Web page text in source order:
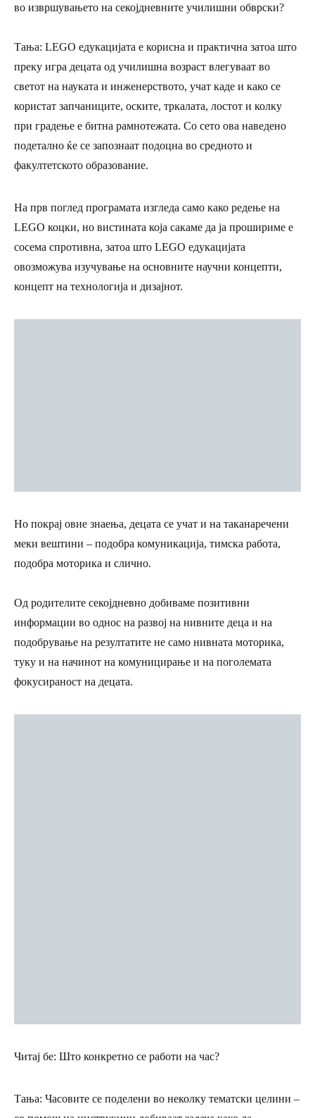
во извршувањето на секојдневните училишни обврски?
Тања: LEGO едукацијата е корисна и практична затоа што
преку игра децата од училишна возраст влегуваат во
светот на науката и инженерството, учат каде и како се
користат запчаниците, оските, тркалата, лостот и колку
при градење е битна рамнотежата. Со сето ова наведено
подетално ќе се запознаат подоцна во средното и
факултетското образование.
На прв поглед програмата изгледа само како редење на
LEGO коцки, но вистината која сакаме да ја прошириме е
сосема спротивна, затоа што LEGO едукацијата
овозможува изучување на основните научни концепти,
концепт на технологија и дизајнот.
Но покрај овие знаења, децата се учат и на таканаречени
меки вештини – подобра комуникација, тимска работа,
подобра моторика и слично.
Од родителите секојдневно добиваме позитивни
информации во однос на развој на нивните деца и на
подобрување на резултатите не само нивната моторика,
туку и на начинот на комуницирање и на поголемата
фокусираност на децата.
Читај бе: Што конкретно се работи на час?
Тања: Часовите се поделени во неколку тематски целини –